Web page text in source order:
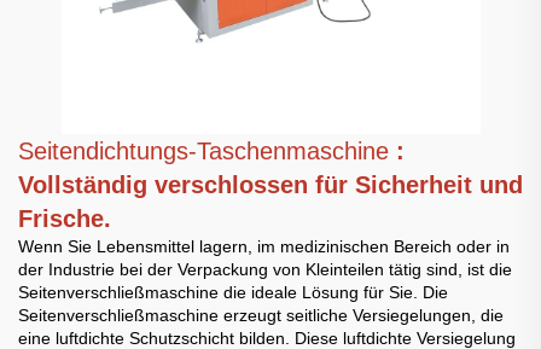
Seitendichtungs-Taschenmaschine :
Vollständig verschlossen für Sicherheit und
Frische.
Wenn Sie Lebensmittel lagern, im medizinischen Bereich oder in
der Industrie bei der Verpackung von Kleinteilen tätig sind, ist die
Seitenverschließmaschine die ideale Lösung für Sie. Die
Seitenverschließmaschine erzeugt seitliche Versiegelungen, die
eine luftdichte Schutzschicht bilden. Diese luftdichte Versiegelung